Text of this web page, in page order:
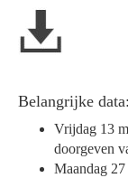
Belangrijke data:
Vrijdag 13
doorgeven
Maandag